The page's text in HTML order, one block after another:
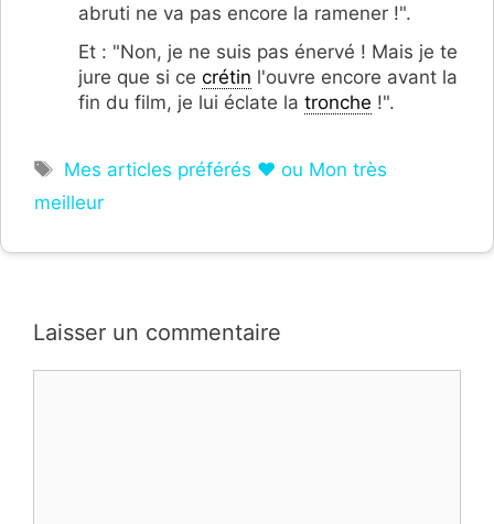
abruti ne va pas encore la ramener !".
Et : "Non, je ne suis pas énervé ! Mais je te
jure que si ce crétin l'ouvre encore avant la
fin du film, je lui éclate la tronche !".
Étiquettes
Mes articles préférés ❤ ou Mon très
meilleur
Laisser un commentaire